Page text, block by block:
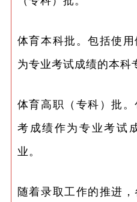
体育本科批。包括使
为专业考试成绩的本科
体育高职（专科）批
考成绩作为专业考试
业。
随着录取工作的推进